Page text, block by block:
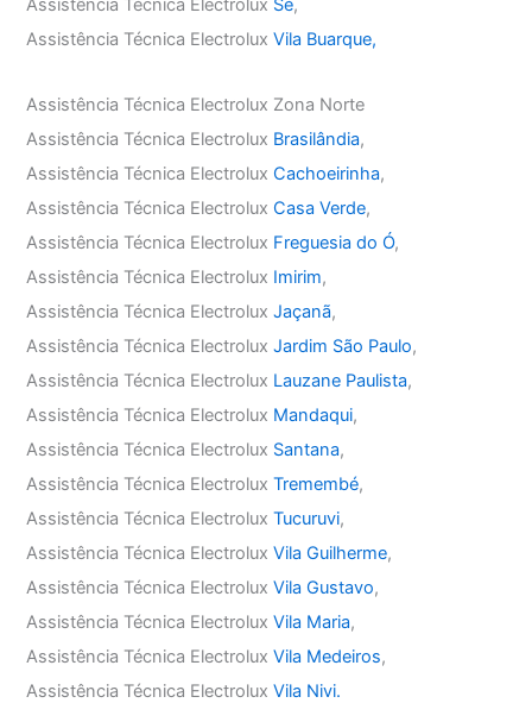
Assistência Técnica Electrolux Sé,
Assistência Técnica ElectroluxVila Buarque,
Assistência Técnica Electrolux Zona Norte
Assistência Técnica Electrolux Brasilândia,
Assistência Técnica ElectroluxCachoeirinha,
Assistência Técnica ElectroluxCasa Verde,
Assistência Técnica Electrolux Freguesia do Ó,
Assistência Técnica Electrolux Imirim,
Assistência Técnica ElectroluxJaçanã,
Assistência Técnica ElectroluxJardim São Paulo,
Assistência Técnica Electrolux Lauzane Paulista,
Assistência Técnica Electrolux Mandaqui,
Assistência Técnica Electrolux Santana,
Assistência Técnica ElectroluxTremembé,
Assistência Técnica ElectroluxTucuruvi,
Assistência Técnica ElectroluxVila Guilherme,
Assistência Técnica ElectroluxVila Gustavo,
Assistência Técnica ElectroluxVila Maria,
Assistência Técnica ElectroluxVila Medeiros,
Assistência Técnica ElectroluxVila Nivi.